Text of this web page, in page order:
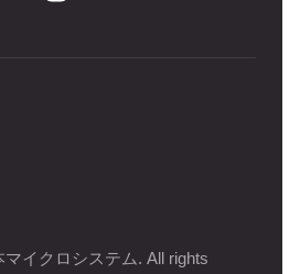
イクロシステム. All rights